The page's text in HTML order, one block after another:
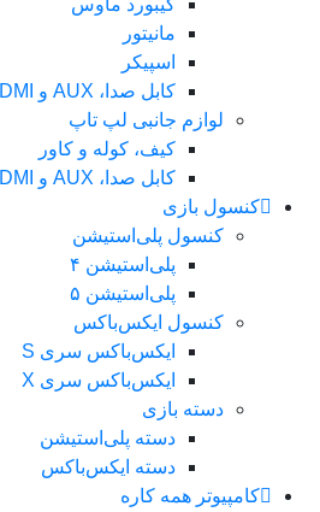
مانیتور
اسپیکر
کابل صدا، AUX و HDMI
لوازم جانبی لپ تاپ
کیف، کوله و کاور
کابل صدا، AUX و HDMI
کنسول بازی
کنسول پلی‌استیشن
پلی‌استیشن ۴
پلی‌استیشن ۵
کنسول ایکس‌باکس
ایکس‌باکس سری S
ایکس‌باکس سری X
دسته بازی
دسته پلی‌استیشن
دسته ایکس‌باکس
کامپیوتر همه کاره